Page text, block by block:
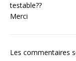
testable??
Merci
Les commentaires